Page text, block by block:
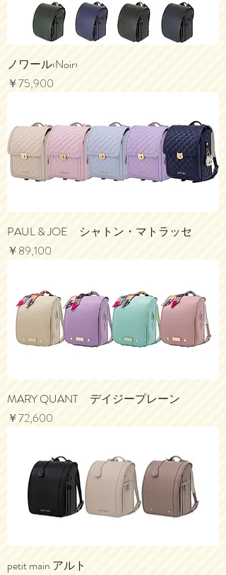
ノワール‹Noir›
価格
￥75,900
PAUL & JOE シャトン・マトラッセ
価格
￥89,100
MARY QUANT デイジープレーン
価格
￥72,600
petit main アルト